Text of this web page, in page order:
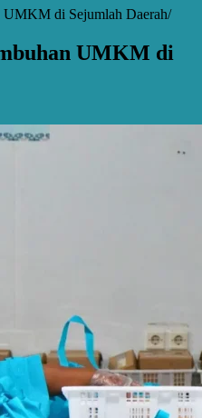
di Sejumlah Daerah
UMKM di